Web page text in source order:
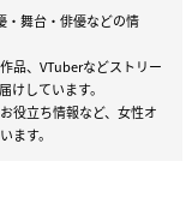
・舞台・俳優などの情
品、VTuberなどストリー
しています。
役立ち情報など、女性オ
ます。